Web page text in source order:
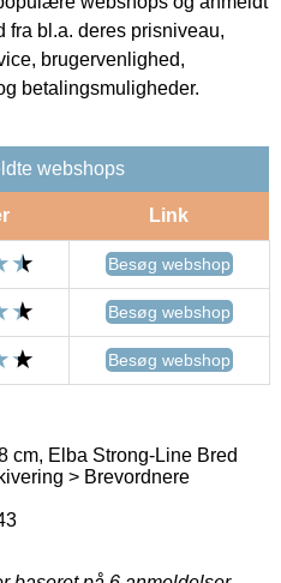
fra bl.a. deres prisniveau,
brugervenlighed,
betalingsmuligheder.
webshops
Link
Besøg webshop
Besøg webshop
Besøg webshop
cm, Elba Strong-Line Bred
> Brevordnere